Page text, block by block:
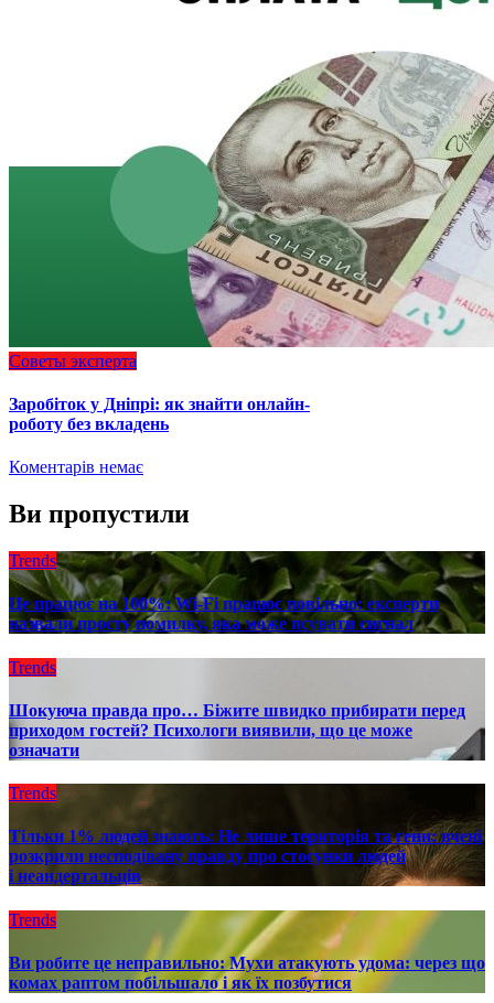
Советы эксперта
Заробіток у Дніпрі: як знайти онлайн-
роботу без вкладень
Коментарів немає
Ви пропустили
Trends
Це працює на 100%: Wi-Fi працює повільно: експерти
назвали просту помилку, яка може псувати сигнал
Trends
Шокуюча правда про… Біжите швидко прибирати перед
приходом гостей? Психологи виявили, що це може
означати
Trends
Тільки 1% людей знають: Не лише територія та гени: вчені
розкрили несподівану правду про стосунки людей
і неандертальців
Trends
Ви робите це неправильно: Мухи атакують удома: через що
комах раптом побільшало і як їх позбутися